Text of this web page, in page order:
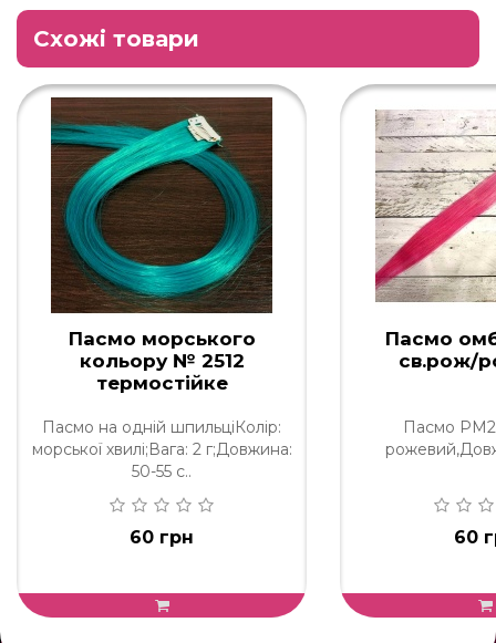
Схожі товари
Пасмо морського
кольору № 2512
термостійке
Пасмо на одній шпильціКолір:
морської хвилі;Вага: 2 г;Довжина:
50-55 с..
60 грн
Пасмо
св.рож/
Пасмо
60